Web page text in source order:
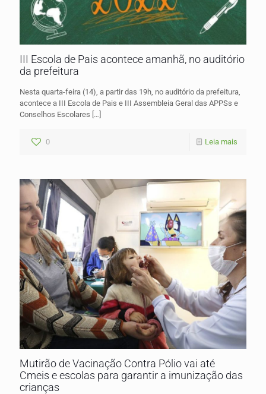
III Escola de Pais acontece amanhã, no auditório
da prefeitura
Nesta quarta-feira (14), a partir das 19h, no auditório da prefeitura,
acontece a III Escola de Pais e III Assembleia Geral das APPSs e
Conselhos Escolares […]
0 Leia mais
Mutirão de Vacinação Contra Pólio vai até
Cmeis e escolas para garantir a imunização das
crianças